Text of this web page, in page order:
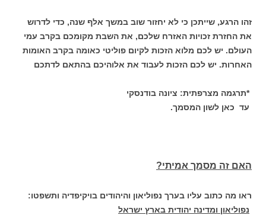
זהו הרגע, שייתכן כי לא יחזור שוב במשך אלף שנה, כדי לדרוש
את החזרת זכויות האזרח שלכם, את השבת מקומכם בקרב עמי
העולם. יש לכם מלוא הזכות לקיום פוליטי כאומה בקרב האומות
האחרות. יש לכם הזכות לעבוד את אלוהיכם בהתאם לדתכם
*תרגמה מצרפתית: ציונה בודנסקי
עד כאן לשון המסמך.
האם זה מסמך אמיתי?
ראו מה כתוב עליו בערך נפוליאון והיהודים בויקיפדיה ותשפטו:
נפוליאון ומדינה יהודית בארץ ישראל